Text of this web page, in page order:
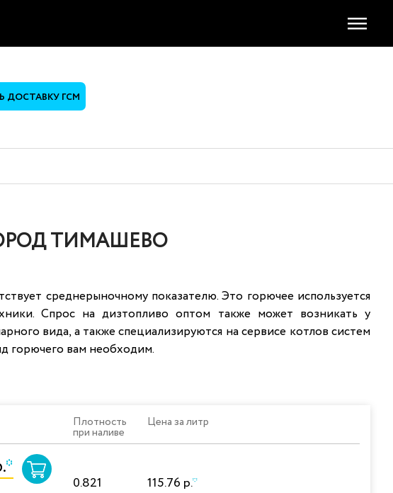
ДОСТАВКУ ГСМ
ТИМАШЕВО
среднерыночному показателю. Это горючее используется
Спрос на дизтопливо оптом также может возникать у
вида, а также специализируются на сервисе котлов систем
горючего вам необходим.
Плотность
при наливе
Цена за литр
*
0.821 115.76 р.*